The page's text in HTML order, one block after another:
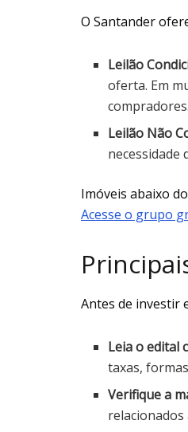
O Santander
Leilão
oferta. Em
compradores.
Leilão Não
necessidade
Imóveis abaixo
Acesse o grupo
Antes de investir
Leia o edital
taxas,
Verifique a